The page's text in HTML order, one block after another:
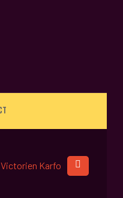
Victorien Karfo